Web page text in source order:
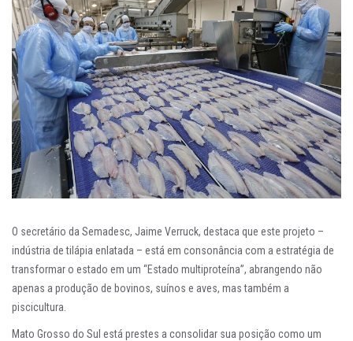
O secretário da Semadesc, Jaime Verruck, destaca que este projeto –
indústria de tilápia enlatada – está em consonância com a estratégia de
transformar o estado em um “Estado multiproteína”, abrangendo não
apenas a produção de bovinos, suínos e aves, mas também a
piscicultura.
Mato Grosso do Sul está prestes a consolidar sua posição como um